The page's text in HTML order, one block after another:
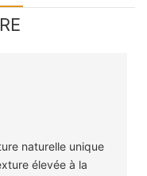
naturelle unique
élevée à la